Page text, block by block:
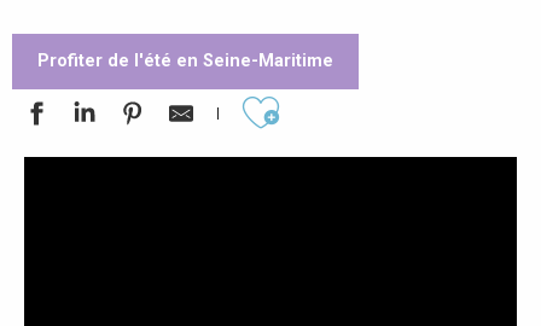
Profiter de l'été en Seine-Maritime
Ajouter aux favoris